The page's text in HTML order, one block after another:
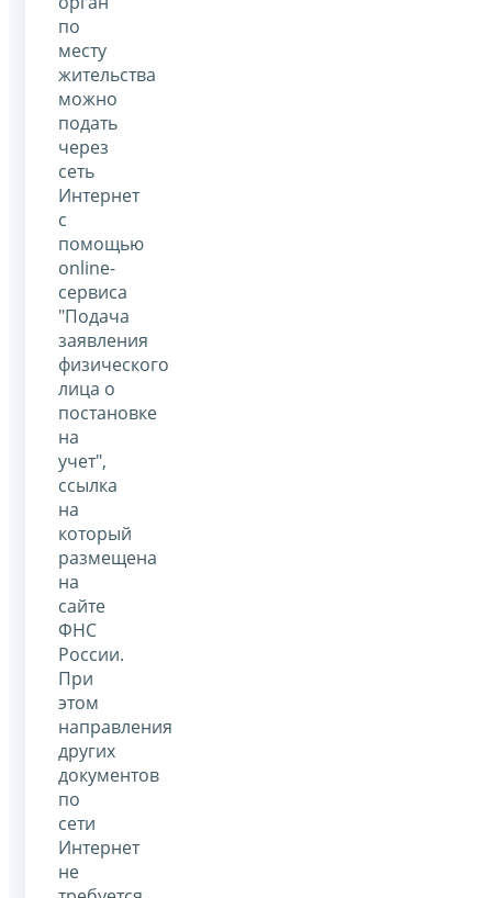
по
месту
жительства
можно
подать
через
сеть
Интернет
с
помощью
online-
сервиса
"Подача
заявления
физического
лица о
постановке
на
учет",
ссылка
на
который
размещена
на
сайте
ФНС
России.
При
этом
направления
других
документов
по
сети
Интернет
не